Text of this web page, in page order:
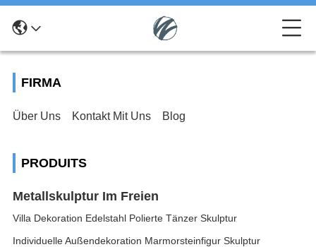
FIRMA
Über Uns Kontakt Mit Uns Blog
PRODUITS
Metallskulptur Im Freien
Villa Dekoration Edelstahl Polierte Tänzer Skulptur
Individuelle Außendekoration Marmorsteinfigur Skulptur